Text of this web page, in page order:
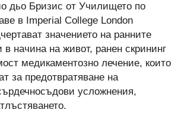
дьо Бризис от Училището по
в Imperial College London
значението на ранните
начина на живот, ранен скрининг
медикаментозно лечение, които
за предотвратяване на
усложнения,